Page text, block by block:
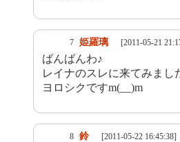
7 姫羅璃 [2011-05-21
ばんばんわ♪
レイナのスレに来てみまし
ヨロシクですm(__)m
8 鈴 [2011-05-22 16:45:38]